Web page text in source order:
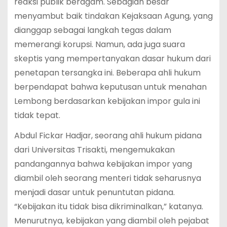
menyambut baik tindakan Kejaksaan Agung, yang
dianggap sebagai langkah tegas dalam
memerangi korupsi. Namun, ada juga suara
skeptis yang mempertanyakan dasar hukum dari
penetapan tersangka ini. Beberapa ahli hukum
berpendapat bahwa keputusan untuk menahan
Lembong berdasarkan kebijakan impor gula ini
tidak tepat.
Abdul Fickar Hadjar, seorang ahli hukum pidana
dari Universitas Trisakti, mengemukakan
pandangannya bahwa kebijakan impor yang
diambil oleh seorang menteri tidak seharusnya
menjadi dasar untuk penuntutan pidana.
“Kebijakan itu tidak bisa dikriminalkan,” katanya.
Menurutnya, kebijakan yang diambil oleh pejabat